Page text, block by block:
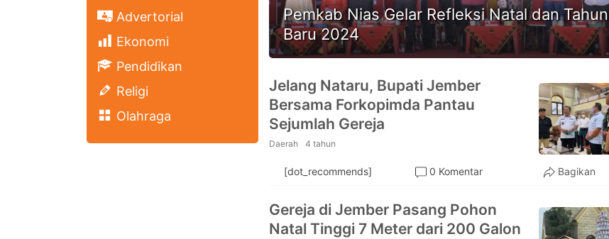
Advertorial
Ekonomi
Pendidikan
Religi
Olahraga
Pemkab Nias Gelar Refleksi Natal dan Tahun
Baru 2024
Jelang Nataru, Bupati Jember
Bersama Forkopimda Pantau
Sejumlah Gereja
Daerah 4 tahun
[dot_recommends] 0 Komentar Bagikan
Gereja di Jember Pasang Pohon
Natal Tinggi 7 Meter dari 200 Galon